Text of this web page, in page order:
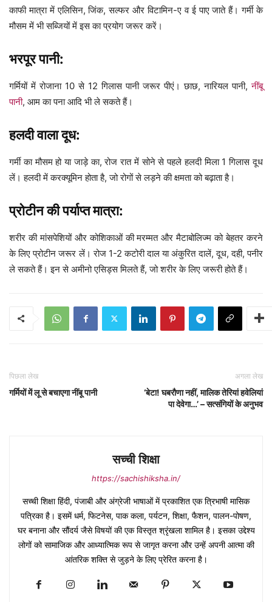
काफी मात्रा में एलिसिन, जिंक, सल्फर और विटामिन-ए व ई पाए जाते हैं। गर्मी के
मौसम में भी सब्जियों में इस का प्रयोग जरूर करें।
भरपूर पानी:
गर्मियों में रोजाना 10 से 12 गिलास पानी जरूर पीएं। छाछ, नारियल पानी,नींबू
पानी, आम का पना आदि भी ले सकते हैं।
हलदी वाला दूध:
गर्मी का मौसम हो या जाड़े का, रोज रात में सोने से पहले हलदी मिला 1 गिलास दूध
लें। हलदी में करक्यूमिन होता है, जो रोगों से लड़ने की क्षमता को बढ़ाता है।
प्रोटीन की पर्याप्त मात्रा:
शरीर की मांसपेशियों और कोशिकाओं की मरम्मत और मैटाबोलिज्म को बेहतर करने
के लिए प्रोटीन जरूर लें। रोज 1-2 कटोरी दाल या अंकुरित दालें, दूध, दही, पनीर
ले सकते हैं। इन से अमीनो एसिड्स मिलते हैं, जो शरीर के लिए जरूरी होते हैं।
पिछला लेख
गर्मियों में लू से बचाएगा नींबू पानी
अगला लेख
‘बेटा! घबरौणा नहीं, मालिक तेरियां हवेलियां
पा देवेगा…’ – सत्संगियों के अनुभव
सच्ची शिक्षा
https://sachishiksha.in/
सच्ची शिक्षा हिंदी, पंजाबी और अंग्रेजी भाषाओं में प्रकाशित एक त्रिभाषी मासिक
पत्रिका है। इसमें धर्म, फिटनेस, पाक कला, पर्यटन, शिक्षा, फैशन, पालन-पोषण,
घर बनाना और सौंदर्य जैसे विषयों की एक विस्तृत श्रृंखला शामिल है। इसका उद्देश्य
लोगों को सामाजिक और आध्यात्मिक रूप से जागृत करना और उन्हें अपनी आत्मा की
आंतरिक शक्ति से जुड़ने के लिए प्रेरित करना है।